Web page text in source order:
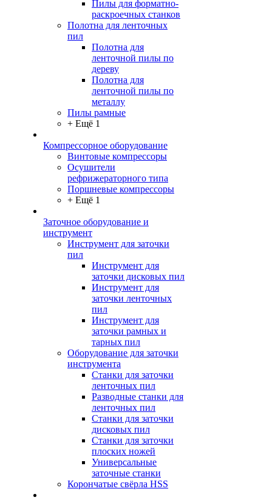
Пилы для форматно-
раскроечных станков
Полотна для ленточных
пил
Полотна для
ленточной пилы по
дереву
Полотна для
ленточной пилы по
металлу
Пилы рамные
+ Ещё 1
Компрессорное оборудование
Винтовые компрессоры
Осушители
рефрижераторного типа
Поршневые компрессоры
+ Ещё 1
Заточное оборудование и
инструмент
Инструмент для заточки
пил
Инструмент для
заточки дисковых пил
Инструмент для
заточки ленточных
пил
Инструмент для
заточки рамных и
тарных пил
Оборудование для заточки
инструмента
Станки для заточки
ленточных пил
Разводные станки для
ленточных пил
Станки для заточки
дисковых пил
Станки для заточки
плоских ножей
Универсальные
заточные станки
Корончатые свёрла HSS